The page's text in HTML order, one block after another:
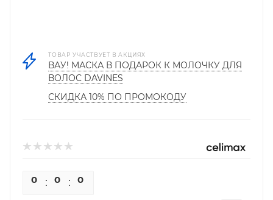
ТОВАР УЧАСТВУЕТ В АКЦИЯХ
ВАУ! МАСКА В ПОДАРОК К МОЛОЧКУ ДЛЯ
ВОЛОС DAVINES
СКИДКА 10% ПО ПРОМОКОДУ
0 0 0